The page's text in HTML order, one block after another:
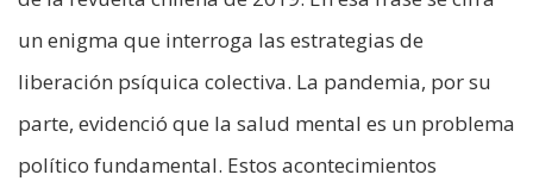
un enigma que interroga las estrategias de
liberación psíquica colectiva. La pandemia, por su
parte, evidenció que la salud mental es un problema
político fundamental. Estos acontecimientos